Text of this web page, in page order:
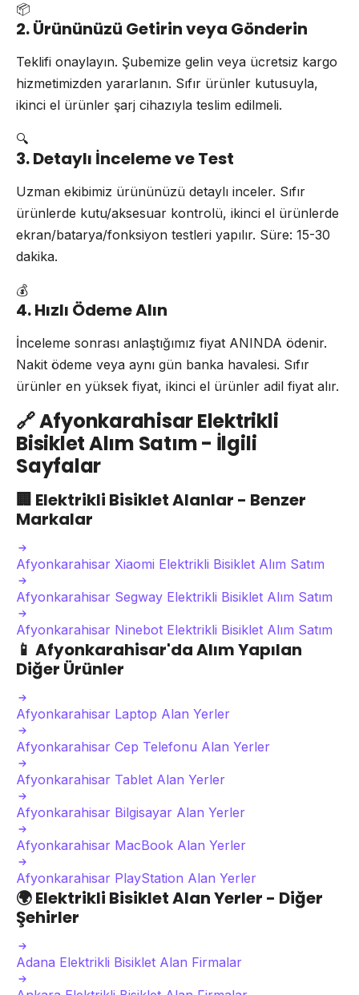
📦
2. Ürününüzü Getirin veya Gönderin
Teklifi onaylayın. Şubemize gelin veya ücretsiz kargo
hizmetimizden yararlanın. Sıfır ürünler kutusuyla,
ikinci el ürünler şarj cihazıyla teslim edilmeli.
🔍
3. Detaylı İnceleme ve Test
Uzman ekibimiz ürününüzü detaylı inceler. Sıfır
ürünlerde kutu/aksesuar kontrolü, ikinci el ürünlerde
ekran/batarya/fonksiyon testleri yapılır. Süre: 15-30
dakika.
💰
4. Hızlı Ödeme Alın
İnceleme sonrası anlaştığımız fiyat ANINDA ödenir.
Nakit ödeme veya aynı gün banka havalesi. Sıfır
ürünler en yüksek fiyat, ikinci el ürünler adil fiyat alır.
🔗Afyonkarahisar Elektrikli
Bisiklet Alım Satım - İlgili
Sayfalar
🏢 Elektrikli Bisiklet Alanlar - Benzer
Markalar
Afyonkarahisar Xiaomi Elektrikli Bisiklet Alım Satım
Afyonkarahisar Segway Elektrikli Bisiklet Alım Satım
Afyonkarahisar Ninebot Elektrikli Bisiklet Alım Satım
📱 Afyonkarahisar'da Alım Yapılan
Diğer Ürünler
Afyonkarahisar Laptop Alan Yerler
Afyonkarahisar Cep Telefonu Alan Yerler
Afyonkarahisar Tablet Alan Yerler
Afyonkarahisar Bilgisayar Alan Yerler
Afyonkarahisar MacBook Alan Yerler
Afyonkarahisar PlayStation Alan Yerler
🌍Elektrikli Bisiklet Alan Yerler - Diğer
Şehirler
Adana Elektrikli Bisiklet Alan Firmalar